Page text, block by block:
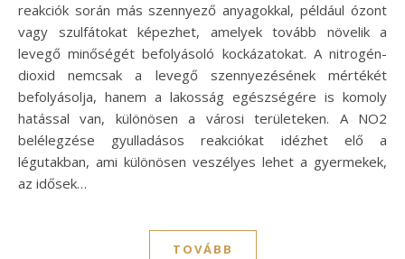
reakciók során más szennyező anyagokkal, például ózont
vagy szulfátokat képezhet, amelyek tovább növelik a
levegő minőségét befolyásoló kockázatokat. A nitrogén-
dioxid nemcsak a levegő szennyezésének mértékét
befolyásolja, hanem a lakosság egészségére is komoly
hatással van, különösen a városi területeken. A NO2
belélegzése gyulladásos reakciókat idézhet elő a
légutakban, ami különösen veszélyes lehet a gyermekek,
az idősek…
TOVÁBB